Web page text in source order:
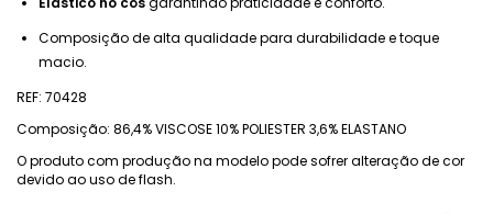
Composição de alta qualidade para durabilidade e toque
macio.
REF: 70428
Composição: 86,4% VISCOSE 10% POLIESTER 3,6% ELASTANO
O produto com produção na modelo pode sofrer alteração de cor
devido ao uso de flash.